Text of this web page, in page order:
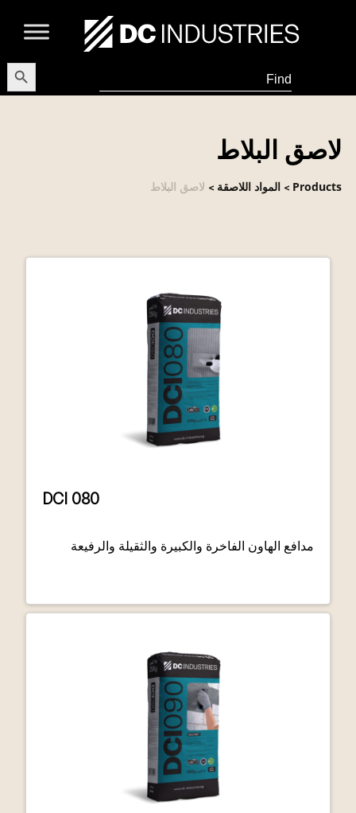
Search
for:
Button
لاصق البلاط
Products
> المواد اللاصقة > لاصق البلاط
DCI 080
مدافع الهاون الفاخرة والكبيرة والثقيلة والرفيعة